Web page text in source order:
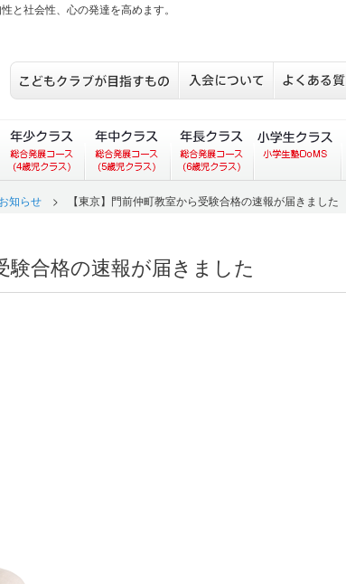
と社会性、心の発達を高めます。
こどもクラブが目指すもの
入会について
）
いあいコース）
知らせ > 【東京】門前仲町教室から受験合格の速報が届きました
験合格の速報が届きました